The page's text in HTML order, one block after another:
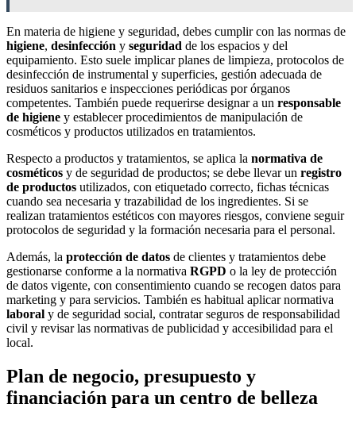
En materia de higiene y seguridad, debes cumplir con las normas de
higiene, desinfección y seguridad de los espacios y del
equipamiento. Esto suele implicar planes de limpieza, protocolos de
desinfección de instrumental y superficies, gestión adecuada de
residuos sanitarios e inspecciones periódicas por órganos
competentes. También puede requerirse designar a un responsable
de higiene y establecer procedimientos de manipulación de
cosméticos y productos utilizados en tratamientos.
Respecto a productos y tratamientos, se aplica la normativa de
cosméticos y de seguridad de productos; se debe llevar un registro
de productos utilizados, con etiquetado correcto, fichas técnicas
cuando sea necesaria y trazabilidad de los ingredientes. Si se
realizan tratamientos estéticos con mayores riesgos, conviene seguir
protocolos de seguridad y la formación necesaria para el personal.
Además, la protección de datos de clientes y tratamientos debe
gestionarse conforme a la normativa RGPD o la ley de protección
de datos vigente, con consentimiento cuando se recogen datos para
marketing y para servicios. También es habitual aplicar normativa
laboral y de seguridad social, contratar seguros de responsabilidad
civil y revisar las normativas de publicidad y accesibilidad para el
local.
Plan de negocio, presupuesto y
financiación para un centro de belleza